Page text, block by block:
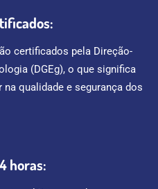
certificados pela Direção-
(DGEg), o que significa
qualidade e segurança dos
horas: